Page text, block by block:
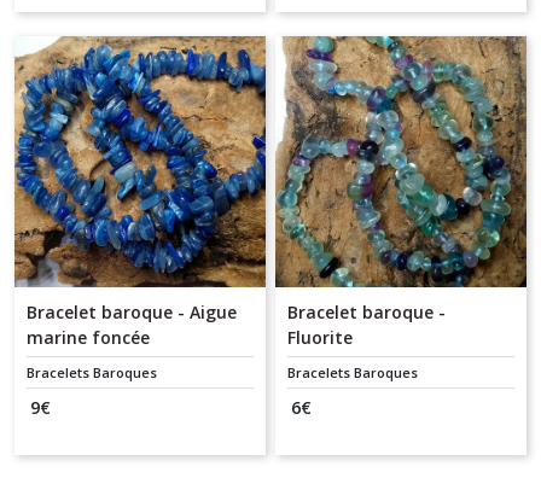
Bracelet baroque - Aigue
marine foncée
Bracelets Baroques
9€
Bracelet baroque -
Fluorite
Bracelets Baroques
6€